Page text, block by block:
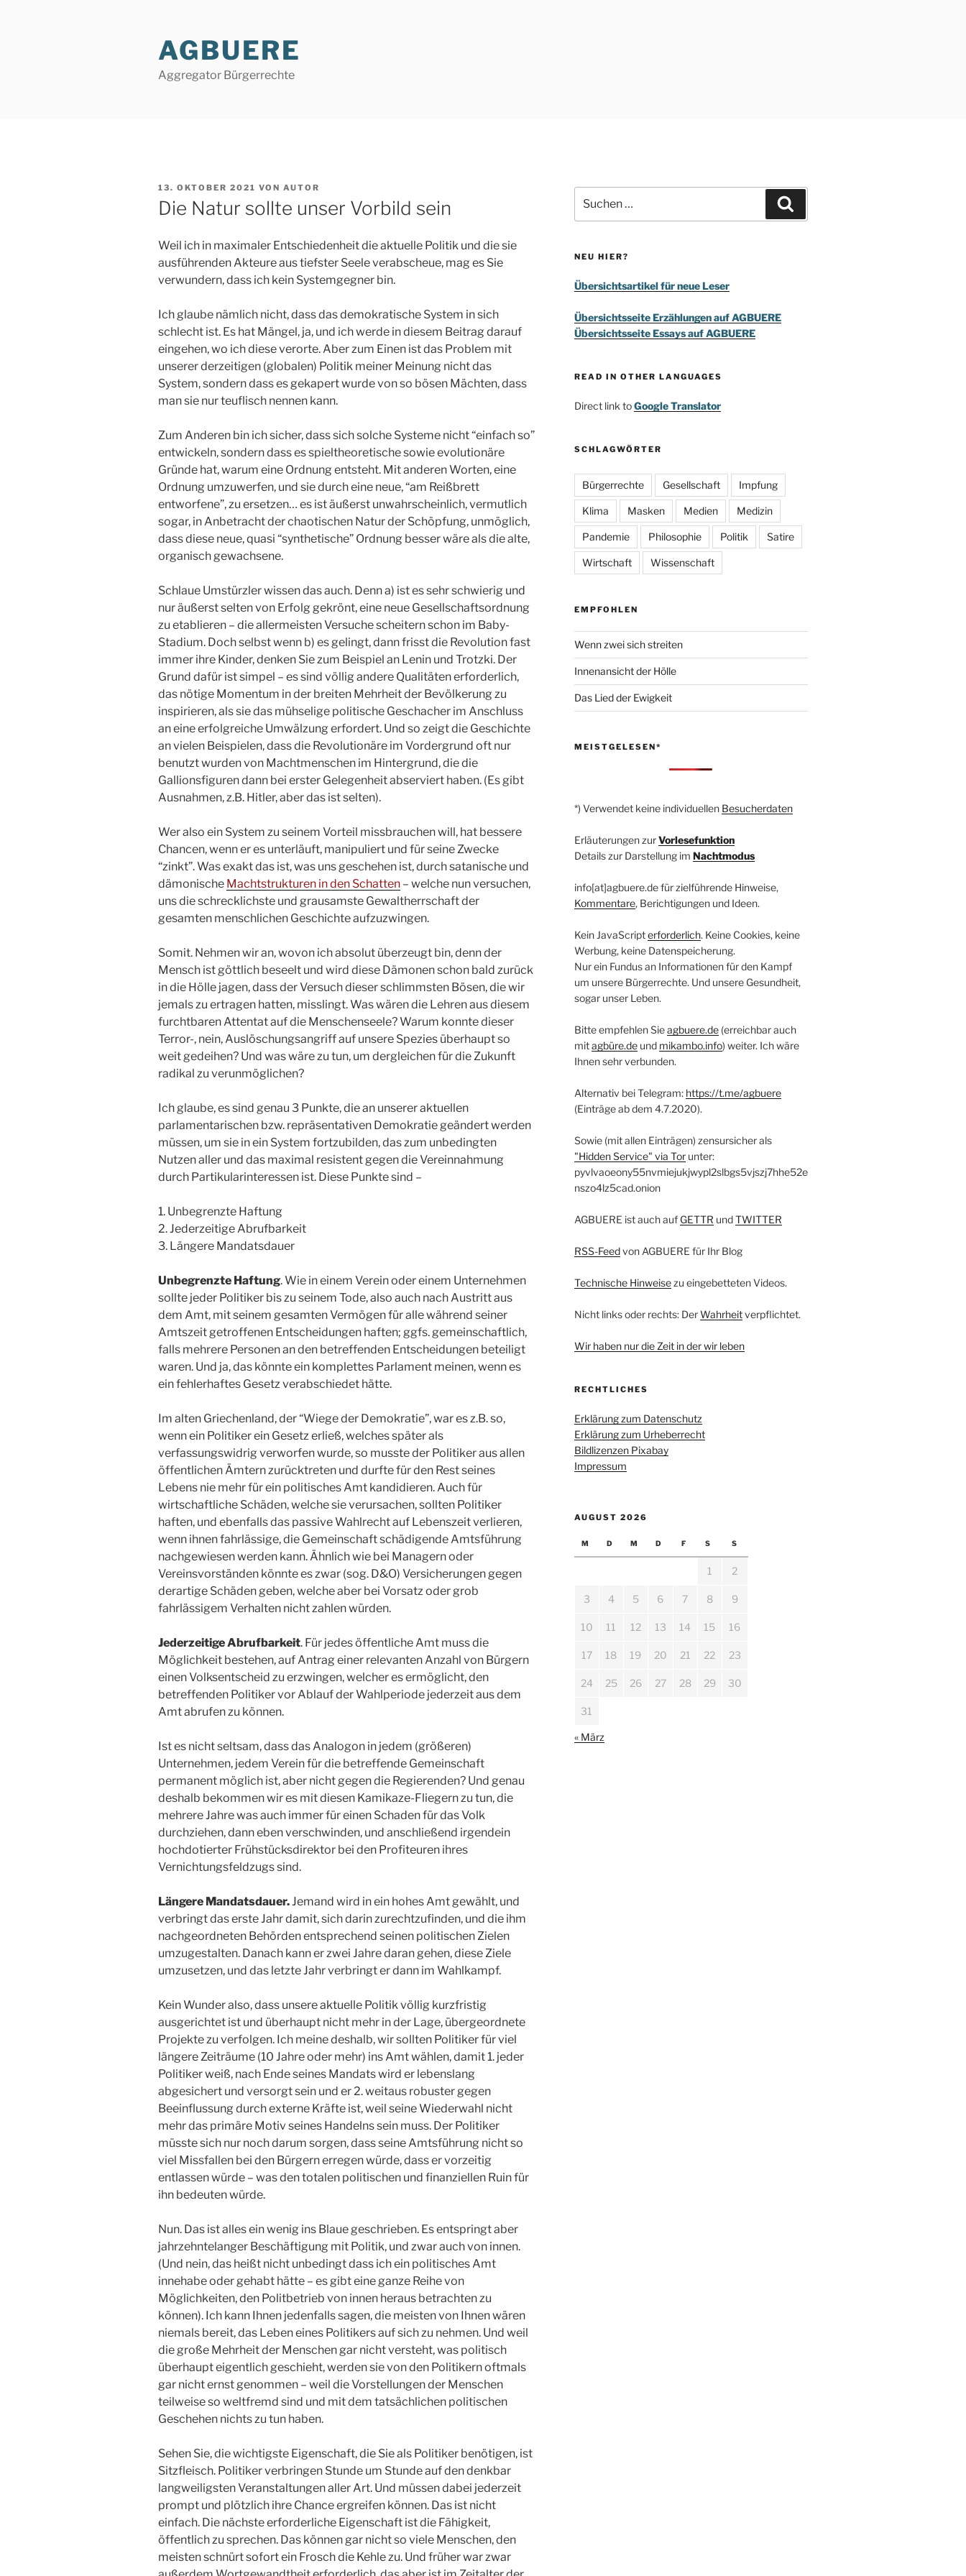
AGBUERE
Aggregator Bürgerrechte
VERÖFFENTLICHT
AM
13. OKTOBER 2021 VON AUTOR
Die Natur sollte unser Vorbild sein
Weil ich in maximaler Entschiedenheit die aktuelle Politik und die sie
ausführenden Akteure aus tiefster Seele verabscheue, mag es Sie
verwundern, dass ich kein Systemgegner bin.
Ich glaube nämlich nicht, dass das demokratische System in sich
schlecht ist. Es hat Mängel, ja, und ich werde in diesem Beitrag darauf
eingehen, wo ich diese verorte. Aber zum Einen ist das Problem mit
unserer derzeitigen (globalen) Politik meiner Meinung nicht das
System, sondern dass es gekapert wurde von so bösen Mächten, dass
man sie nur teuflisch nennen kann.
Zum Anderen bin ich sicher, dass sich solche Systeme nicht “einfach so”
entwickeln, sondern dass es spieltheoretische sowie evolutionäre
Gründe hat, warum eine Ordnung entsteht. Mit anderen Worten, eine
Ordnung umzuwerfen, und sie durch eine neue, “am Reißbrett
entworfene”, zu ersetzen… es ist äußerst unwahrscheinlich, vermutlich
sogar, in Anbetracht der chaotischen Natur der Schöpfung, unmöglich,
dass diese neue, quasi “synthetische” Ordnung besser wäre als die alte,
organisch gewachsene.
Schlaue Umstürzler wissen das auch. Denn a) ist es sehr schwierig und
nur äußerst selten von Erfolg gekrönt, eine neue Gesellschaftsordnung
zu etablieren – die allermeisten Versuche scheitern schon im Baby-
Stadium. Doch selbst wenn b) es gelingt, dann frisst die Revolution fast
immer ihre Kinder, denken Sie zum Beispiel an Lenin und Trotzki. Der
Grund dafür ist simpel – es sind völlig andere Qualitäten erforderlich,
das nötige Momentum in der breiten Mehrheit der Bevölkerung zu
inspirieren, als sie das mühselige politische Geschacher im Anschluss
an eine erfolgreiche Umwälzung erfordert. Und so zeigt die Geschichte
an vielen Beispielen, dass die Revolutionäre im Vordergrund oft nur
benutzt wurden von Machtmenschen im Hintergrund, die die
Gallionsfiguren dann bei erster Gelegenheit abserviert haben. (Es gibt
Ausnahmen, z.B. Hitler, aber das ist selten).
Wer also ein System zu seinem Vorteil missbrauchen will, hat bessere
Chancen, wenn er es unterläuft, manipuliert und für seine Zwecke
“zinkt”. Was exakt das ist, was uns geschehen ist, durch satanische und
dämonische Machtstrukturen in den Schatten – welche nun versuchen,
uns die schrecklichste und grausamste Gewaltherrschaft der
gesamten menschlichen Geschichte aufzuzwingen.
Somit. Nehmen wir an, wovon ich absolut überzeugt bin, denn der
Mensch ist göttlich beseelt und wird diese Dämonen schon bald zurück
in die Hölle jagen, dass der Versuch dieser schlimmsten Bösen, die wir
jemals zu ertragen hatten, misslingt. Was wären die Lehren aus diesem
furchtbaren Attentat auf die Menschenseele? Warum konnte dieser
Terror-, nein, Auslöschungsangriff auf unsere Spezies überhaupt so
weit gedeihen? Und was wäre zu tun, um dergleichen für die Zukunft
radikal zu verunmöglichen?
Ich glaube, es sind genau 3 Punkte, die an unserer aktuellen
parlamentarischen bzw. repräsentativen Demokratie geändert werden
müssen, um sie in ein System fortzubilden, das zum unbedingten
Nutzen aller und das maximal resistent gegen die Vereinnahmung
durch Partikularinteressen ist. Diese Punkte sind –
1. Unbegrenzte Haftung
2. Jederzeitige Abrufbarkeit
3. Längere Mandatsdauer
Unbegrenzte Haftung. Wie in einem Verein oder einem Unternehmen
sollte jeder Politiker bis zu seinem Tode, also auch nach Austritt aus
dem Amt, mit seinem gesamten Vermögen für alle während seiner
Amtszeit getroffenen Entscheidungen haften; ggfs. gemeinschaftlich,
falls mehrere Personen an den betreffenden Entscheidungen beteiligt
waren. Und ja, das könnte ein komplettes Parlament meinen, wenn es
ein fehlerhaftes Gesetz verabschiedet hätte.
Im alten Griechenland, der “Wiege der Demokratie”, war es z.B. so,
wenn ein Politiker ein Gesetz erließ, welches später als
verfassungswidrig verworfen wurde, so musste der Politiker aus allen
öffentlichen Ämtern zurücktreten und durfte für den Rest seines
Lebens nie mehr für ein politisches Amt kandidieren. Auch für
wirtschaftliche Schäden, welche sie verursachen, sollten Politiker
haften, und ebenfalls das passive Wahlrecht auf Lebenszeit verlieren,
wenn ihnen fahrlässige, die Gemeinschaft schädigende Amtsführung
nachgewiesen werden kann. Ähnlich wie bei Managern oder
Vereinsvorständen könnte es zwar (sog. D&O) Versicherungen gegen
derartige Schäden geben, welche aber bei Vorsatz oder grob
fahrlässigem Verhalten nicht zahlen würden.
Jederzeitige Abrufbarkeit. Für jedes öffentliche Amt muss die
Möglichkeit bestehen, auf Antrag einer relevanten Anzahl von Bürgern
einen Volksentscheid zu erzwingen, welcher es ermöglicht, den
betreffenden Politiker vor Ablauf der Wahlperiode jederzeit aus dem
Amt abrufen zu können.
Ist es nicht seltsam, dass das Analogon in jedem (größeren)
Unternehmen, jedem Verein für die betreffende Gemeinschaft
permanent möglich ist, aber nicht gegen die Regierenden? Und genau
deshalb bekommen wir es mit diesen Kamikaze-Fliegern zu tun, die
mehrere Jahre was auch immer für einen Schaden für das Volk
durchziehen, dann eben verschwinden, und anschließend irgendein
hochdotierter Frühstücksdirektor bei den Profiteuren ihres
Vernichtungsfeldzugs sind.
Längere Mandatsdauer.Jemand wird in ein hohes Amt gewählt, und
verbringt das erste Jahr damit, sich darin zurechtzufinden, und die ihm
nachgeordneten Behörden entsprechend seinen politischen Zielen
umzugestalten. Danach kann er zwei Jahre daran gehen, diese Ziele
umzusetzen, und das letzte Jahr verbringt er dann im Wahlkampf.
Kein Wunder also, dass unsere aktuelle Politik völlig kurzfristig
ausgerichtet ist und überhaupt nicht mehr in der Lage, übergeordnete
Projekte zu verfolgen. Ich meine deshalb, wir sollten Politiker für viel
längere Zeiträume (10 Jahre oder mehr) ins Amt wählen, damit 1. jeder
Politiker weiß, nach Ende seines Mandats wird er lebenslang
abgesichert und versorgt sein und er 2. weitaus robuster gegen
Beeinflussung durch externe Kräfte ist, weil seine Wiederwahl nicht
mehr das primäre Motiv seines Handelns sein muss. Der Politiker
müsste sich nur noch darum sorgen, dass seine Amtsführung nicht so
viel Missfallen bei den Bürgern erregen würde, dass er vorzeitig
entlassen würde – was den totalen politischen und finanziellen Ruin für
ihn bedeuten würde.
Nun. Das ist alles ein wenig ins Blaue geschrieben. Es entspringt aber
jahrzehntelanger Beschäftigung mit Politik, und zwar auch von innen.
(Und nein, das heißt nicht unbedingt dass ich ein politisches Amt
innehabe oder gehabt hätte – es gibt eine ganze Reihe von
Möglichkeiten, den Politbetrieb von innen heraus betrachten zu
können). Ich kann Ihnen jedenfalls sagen, die meisten von Ihnen wären
niemals bereit, das Leben eines Politikers auf sich zu nehmen. Und weil
die große Mehrheit der Menschen gar nicht versteht, was politisch
überhaupt eigentlich geschieht, werden sie von den Politikern oftmals
gar nicht ernst genommen – weil die Vorstellungen der Menschen
teilweise so weltfremd sind und mit dem tatsächlichen politischen
Geschehen nichts zu tun haben.
Sehen Sie, die wichtigste Eigenschaft, die Sie als Politiker benötigen, ist
Sitzfleisch. Politiker verbringen Stunde um Stunde auf den denkbar
langweiligsten Veranstaltungen aller Art. Und müssen dabei jederzeit
prompt und plötzlich ihre Chance ergreifen können. Das ist nicht
einfach. Die nächste erforderliche Eigenschaft ist die Fähigkeit,
öffentlich zu sprechen. Das können gar nicht so viele Menschen, den
meisten schnürt sofort ein Frosch die Kehle zu. Und früher war zwar
nach:
NEU HIER?
Übersichtsartikel für neue Leser
Übersichtsseite Erzählungen auf AGBUERE
Übersichtsseite Essays auf AGBUERE
READ IN OTHER LANGUAGES
Direct link toGoogle Translator
SCHLAGWÖRTER
Bürgerrechte Gesellschaft Impfung
Klima Masken Medien Medizin
Pandemie Philosophie Politik Satire
Wirtschaft Wissenschaft
EMPFOHLEN
Wenn zwei sich streiten
Innenansicht der Hölle
Das Lied der Ewigkeit
MEISTGELESEN*
*) Verwendet keine individuellen Besucherdaten
Erläuterungen zurVorlesefunktion
Details zur Darstellung im Nachtmodus
info[at]agbuere.de für zielführende Hinweise,
Kommentare, Berichtigungen und Ideen.
Kein JavaScripterforderlich. Keine Cookies, keine
Werbung, keine Datenspeicherung.
Nur ein Fundus an Informationen für den Kampf
um unsere Bürgerrechte. Und unsere Gesundheit,
sogar unser Leben.
Bitte empfehlen Sieagbuere.de(erreichbar auch
mitagbüre.deund mikambo.info) weiter. Ich wäre
Ihnen sehr verbunden.
Alternativ bei Telegram: https://t.me/agbuere
(Einträge ab dem 4.7.2020).
Sowie (mit allen Einträgen) zensursicher als
"Hidden Service" via Torunter:
pyvlvaoeony55nvmiejukjwypl2slbgs5vjszj7hhe52e
nszo4lz5cad.onion
AGBUERE ist auch auf GETTR undTWITTER
RSS-Feedvon AGBUERE für Ihr Blog
Technische Hinweisezu eingebetteten Videos.
Nicht links oder rechts: DerWahrheitverpflichtet.
Wir haben nur die Zeit in der wir leben
RECHTLICHES
Erklärung zum Datenschutz
Erklärung zum Urheberrecht
Bildlizenzen Pixabay
Impressum
AUGUST 2026
M D M D F S S
1 2
3 4 5 6 7 8 9
10 11 12 13 14 15 16
17 18 19 20 21 22 23
24 25 26 27 28 29 30
31
« März